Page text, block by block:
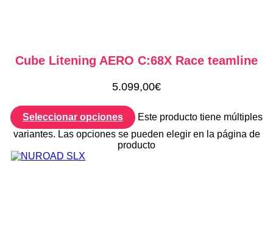
Cube Litening AERO C:68X Race teamline
5.099,00€
Seleccionar opciones
Este producto tiene múltiples
variantes. Las opciones se pueden elegir en la página de
producto